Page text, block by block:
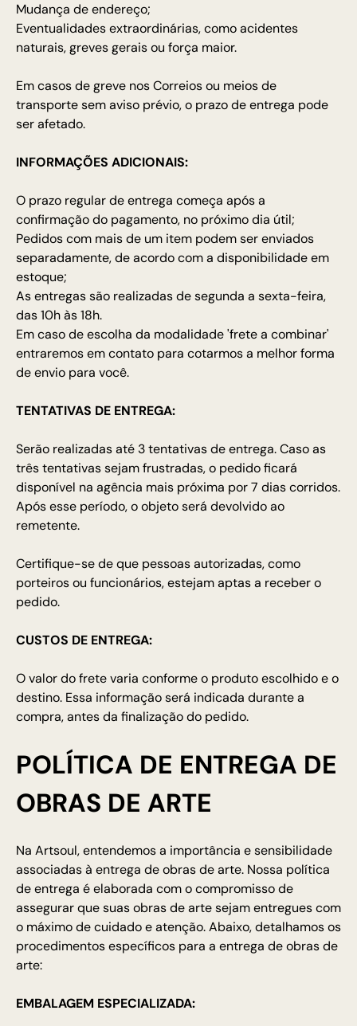
Mudança de endereço;
Eventualidades extraordinárias, como acidentes
naturais, greves gerais ou força maior.
Em casos de greve nos Correios ou meios de
transporte sem aviso prévio, o prazo de entrega pode
ser afetado.
INFORMAÇÕES ADICIONAIS:
O prazo regular de entrega começa após a
confirmação do pagamento, no próximo dia útil;
Pedidos com mais de um item podem ser enviados
separadamente, de acordo com a disponibilidade em
estoque;
As entregas são realizadas de segunda a sexta-feira,
das 10h às 18h.
Em caso de escolha da modalidade 'frete a combinar'
entraremos em contato para cotarmos a melhor forma
de envio para você.
TENTATIVAS DE ENTREGA:
Serão realizadas até 3 tentativas de entrega. Caso as
três tentativas sejam frustradas, o pedido ficará
disponível na agência mais próxima por 7 dias corridos.
Após esse período, o objeto será devolvido ao
remetente.
Certifique-se de que pessoas autorizadas, como
porteiros ou funcionários, estejam aptas a receber o
pedido.
CUSTOS DE ENTREGA:
O valor do frete varia conforme o produto escolhido e o
destino. Essa informação será indicada durante a
compra, antes da finalização do pedido.
POLÍTICA DE ENTREGA DE
OBRAS DE ARTE
Na Artsoul, entendemos a importância e sensibilidade
associadas à entrega de obras de arte. Nossa política
de entrega é elaborada com o compromisso de
assegurar que suas obras de arte sejam entregues com
o máximo de cuidado e atenção. Abaixo, detalhamos os
procedimentos específicos para a entrega de obras de
arte:
EMBALAGEM ESPECIALIZADA: